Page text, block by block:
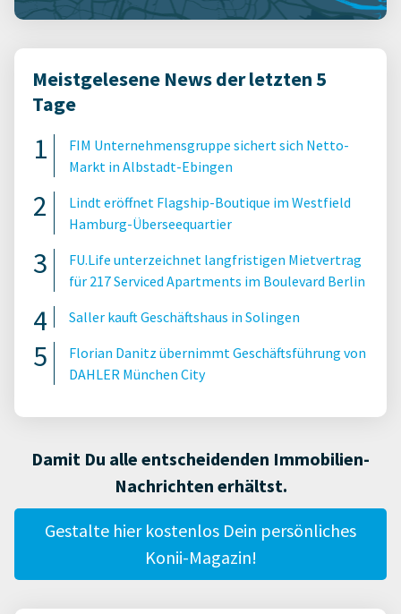
Meistgelesene News der letzten 5
Tage
FIM Unternehmensgruppe sichert sich Netto-
Markt in Albstadt-Ebingen
Lindt eröffnet Flagship-Boutique im Westfield
Hamburg-Überseequartier
FU.Life unterzeichnet langfristigen Mietvertrag
für 217 Serviced Apartments im Boulevard Berlin
Saller kauft Geschäftshaus in Solingen
Florian Danitz übernimmt Geschäftsführung von
DAHLER München City
Damit Du alle entscheidenden Immobilien-
Nachrichten erhältst.
Gestalte hier kostenlos Dein persönliches
Konii-Magazin!